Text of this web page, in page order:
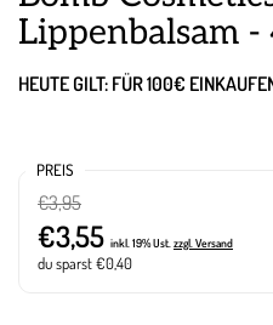
Lippenbalsam -
HEUTE GILT: FÜR 100€
PREIS
€3,55 inkl. 19% Ust. zzgl. Versand
€3,95
du sparst €0,40